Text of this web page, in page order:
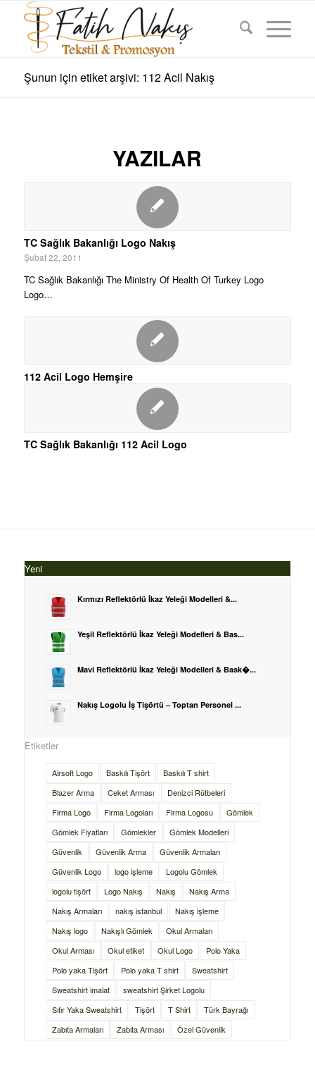
Şunun için etiket arşivi: 112 Acil Nakış
YAZILAR
TC Sağlık Bakanlığı Logo Nakış
Şubat 22, 2011
TC Sağlık Bakanlığı The Ministry Of Health Of Turkey Logo
Logo…
112 Acil Logo Hemşire
TC Sağlık Bakanlığı 112 Acil Logo
Yeni
Kırmızı Reflektörlü İkaz Yeleği Modelleri &...
Yeşil Reflektörlü İkaz Yeleği Modelleri & Bas...
Mavi Reflektörlü İkaz Yeleği Modelleri & Bask�...
Nakış Logolu İş Tişörtü – Toptan Personel ...
Etiketler
Airsoft Logo Baskılı Tişört
Baskılı T shirt
Blazer Arma
Ceket Arması
Denizci Rütbeleri
Firma Logo
Firma Logoları Firma Logosu
Gömlek
Gömlek Fiyatları
Gömlekler
Gömlek Modelleri
Güvenlik
Güvenlik Arma
Güvenlik Armaları
Güvenlik Logo
logo işleme
Logolu Gömlek
logolu tişört
Logo Nakış Nakış
Nakış Arma
Nakış Armaları
nakış istanbul
Nakış işleme
Nakış logo
Nakışlı Gömlek
Okul Armaları
Okul Arması
Okul etiket Okul Logo
Polo Yaka
Polo yaka Tişört
Polo yaka T shirt
Sweatshirt
Sweatshirt imalat
sweatshirt Şirket Logolu
Sıfır Yaka Sweatshirt
Tişört T Shirt
Türk Bayrağı
Zabıta Armaları
Zabıta Arması Özel Güvenlik